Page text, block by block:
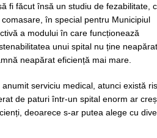
fi făcut însă un studiu de fezabilitate,
în special pentru Municipiul
a modului în care funcționează
unui spital nu ține
neapărat eficiență mai mare.
serviciu medical, atunci există
de paturi într-un spital enorm ar
deoarece s-ar putea alege cu